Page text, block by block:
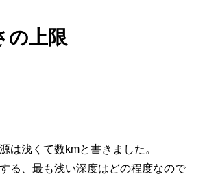
の上限
は浅くて数kmと書きました。
る、最も浅い深度はどの程度なので